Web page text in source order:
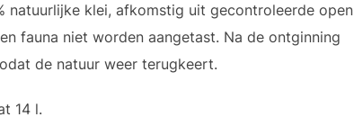
natuurlijke klei, afkomstig uit gecontroleerde open
fauna niet worden aangetast. Na de ontginning
de natuur weer terugkeert.
14 l.